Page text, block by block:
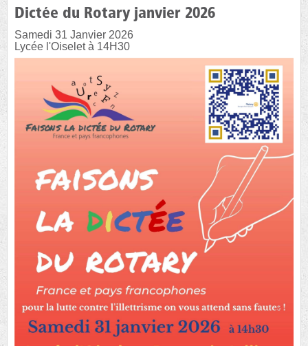
Dictée du Rotary janvier 2026
Samedi 31 Janvier 2026
Lycée l'Oiselet à 14H30